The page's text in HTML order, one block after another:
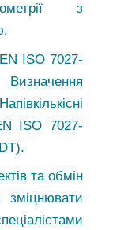
з
ISO 7027-
ISO 7027-
та обмін
зміцнювати